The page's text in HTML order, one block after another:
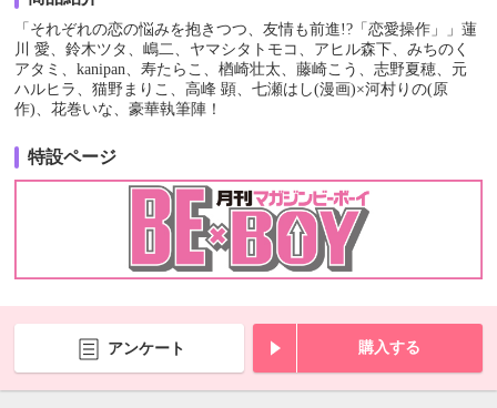
「それぞれの恋の悩みを抱きつつ、友情も前進!?「恋愛操作」」蓮
川 愛、鈴木ツタ、嶋二、ヤマシタトモコ、アヒル森下、みちのく
アタミ、kanipan、寿たらこ、楢崎壮太、藤崎こう、志野夏穂、元
ハルヒラ、猫野まりこ、高峰 顕、七瀬はし(漫画)×河村りの(原
作)、花巻いな、豪華執筆陣！
特設ページ
アンケート 購入する